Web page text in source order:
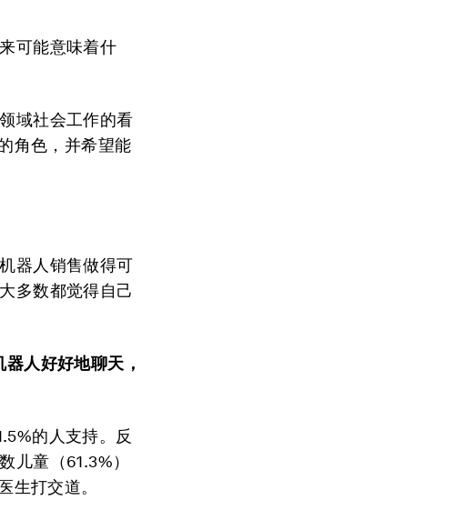
可能意味着什
域社会工作的看
角色，并希望能
器人销售做得可
多数都觉得自己
器人好好地聊天，
的人支持。反
儿童（61.3%）
生打交道。